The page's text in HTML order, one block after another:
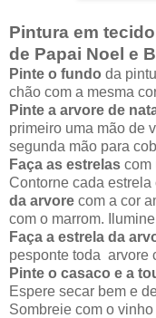
Pintura em
de Papai Noel e
Pinte o fundo da
chão com a mesma
Pinte a arvore de
primeiro uma mão de
segunda mão para
Faça as estrelas com
Contorne cada
da arvore com a cor
com o marrom.
Faça a estrela da
pesponte toda arvore
Pinte o casaco e a
Espere secar bem e
Sombreie com o